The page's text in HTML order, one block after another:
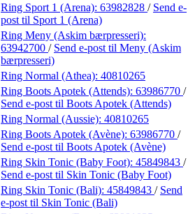
Ring Sport 1 (Arena): 63982828 / Send e-
post til Sport 1 (Arena)
Ring Meny (Askim bærpresseri):
63942700 / Send e-post til Meny (Askim
bærpresseri)
Ring Normal (Athea): 40810265
Ring Boots Apotek (Attends): 63986770 /
Send e-post til Boots Apotek (Attends)
Ring Normal (Aussie): 40810265
Ring Boots Apotek (Avène): 63986770 /
Send e-post til Boots Apotek (Avène)
Ring Skin Tonic (Baby Foot): 45849843 /
Send e-post til Skin Tonic (Baby Foot)
Ring Skin Tonic (Bali): 45849843 / Send
e-post til Skin Tonic (Bali)